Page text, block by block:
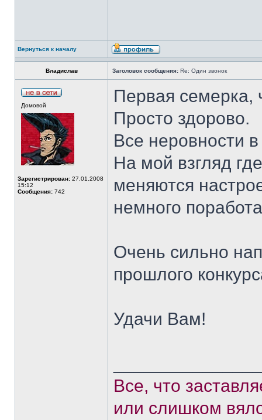
Вернуться к началу
Владислав Заголовок сообщения: Re: Один звонок
Домовой
Зарегистрирован: 27.01.2008
15:12
Сообщения: 742
Первая семерка,
Просто здорово.
Все неровности
На мой взгляд
меняются
немного
Очень сильно
прошлого
Удачи Вам!
Все, что
или слишком